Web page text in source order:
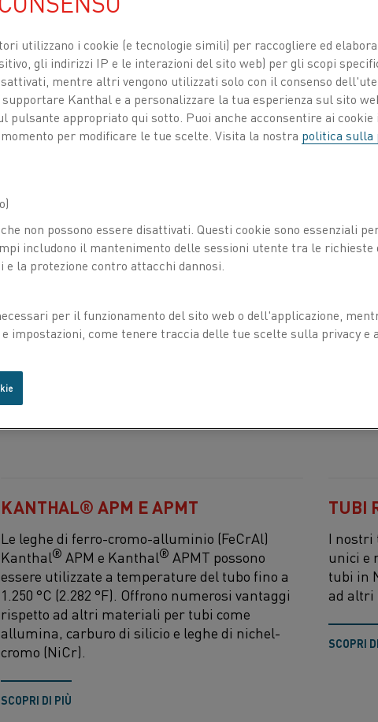
KANTHAL® APM E APMT
Le leghe di ferro-cromo-alluminio (FeCrAl)
Kanthal® APM e Kanthal® APMT possono
essere utilizzate a temperature del tubo fino a
1.250 °C (2.282 °F). Offrono numerosi vantaggi
rispetto ad altri materiali per tubi come
allumina, carburo di silicio e leghe di nichel-
cromo (NiCr).
SCOPRI DI PIÙ
TUBI
I nostri
unici e
tubi in
ad altri
SCOPRI
utilizzano i cookie (e tecnologie simili) per raccogliere ed
gli indirizzi IP e le interazioni del sito web) per gli scopi
mentre altri vengono utilizzati solo con il consenso
Kanthal e a personalizzare la tua esperienza sul sito
appropriato qui sotto. Puoi anche acconsentire ai cookie
per modificare le tue scelte. Visita la nostra politica sulla
non possono essere disattivati. Questi cookie sono essenziali
includono il mantenimento delle sessioni utente tra le richieste
la protezione contro attacchi dannosi.
per il funzionamento del sito web o dell'applicazione,
impostazioni, come tenere traccia delle tue scelte sulla privacy e